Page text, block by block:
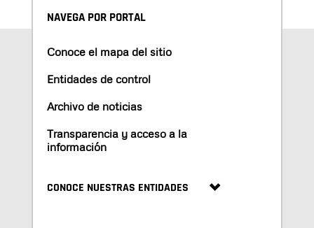
NAVEGA POR PORTAL
Conoce el mapa del sitio
Entidades de control
Archivo de noticias
Transparencia y acceso a la
información
CONOCE NUESTRAS ENTIDADES